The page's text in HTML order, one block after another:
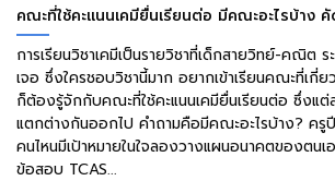
คณะที่ใช้คะแนนเคมียื่นเรียนต่อ มีคณะอะไรบ้าง
การเรียนวิชาเคมีเป็นรายวิชาที่เด็กสายวิทย์-คณิต
เจอ ซึ่งใครชอบวิชานี้มาก อยากเข้าเรียนคณะที่เกี่
ก็ต้องรู้จักกับคณะที่ใช้คะแนนเคมียื่นเรียนต่อ ซึ่งแต่
แตกต่างกันออกไป คำถามคือมีคณะอะไรบ้าง? ครู
คนไหนมีเป้าหมายในใจลองวางแผนอนาคตของตนเ
ข้อสอบ TCAS...